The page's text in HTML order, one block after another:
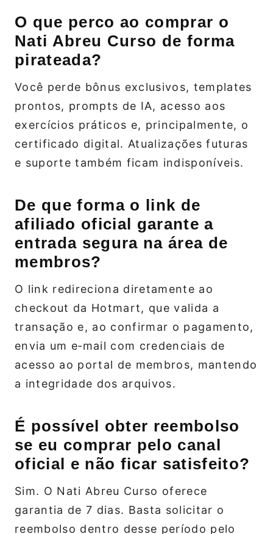
O que perco ao comprar o
Nati Abreu Curso de forma
pirateada?
Você perde bônus exclusivos, templates
prontos, prompts de IA, acesso aos
exercícios práticos e, principalmente, o
certificado digital. Atualizações futuras
e suporte também ficam indisponíveis.
De que forma o link de
afiliado oficial garante a
entrada segura na área de
membros?
O link redireciona diretamente ao
checkout da Hotmart, que valida a
transação e, ao confirmar o pagamento,
envia um e‑mail com credenciais de
acesso ao portal de membros, mantendo
a integridade dos arquivos.
É possível obter reembolso
se eu comprar pelo canal
oficial e não ficar satisfeito?
Sim. O Nati Abreu Curso oferece
garantia de 7 dias. Basta solicitar o
reembolso dentro desse período pelo